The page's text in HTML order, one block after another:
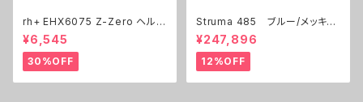
rh+ EHX6075 Z-Zero ヘルメ
ット
¥6,545
30%OFF
Struma 485 ブルー/メッキ
レッドライン 展示フレーム
¥247,896
12%OFF